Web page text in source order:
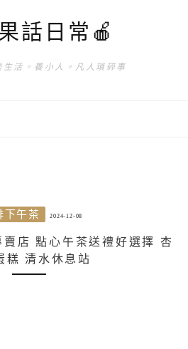
話日常🍎
生活。養小人。凡人瑣碎事
下午茶 2024-12-08
店 點心午茶送禮好選擇 杏
糕 清水休息站